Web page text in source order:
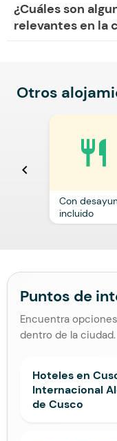
¿Cuáles son
relevantes en la
Otros
chevron_left
restaurant
Con
incluido
Puntos de
Encuentra
dentro de la ciudad.
Hoteles en
Internacional
de Cusco